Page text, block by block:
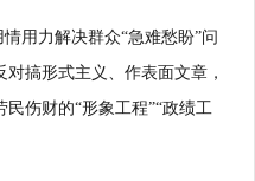
力解决群众“急难愁盼”问
搞形式主义、作表面文章，
伤财的“形象工程”“政绩工